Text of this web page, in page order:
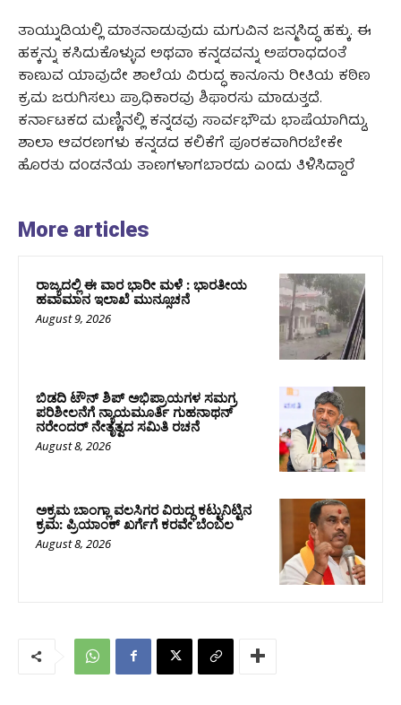
ತಾಯ್ನುಡಿಯಲ್ಲಿ ಮಾತನಾಡುವುದು ಮಗುವಿನ ಜನ್ಮಸಿದ್ಧ ಹಕ್ಕು. ಈ
ಹಕ್ಕನ್ನು ಕಸಿದುಕೊಳ್ಳುವ ಅಥವಾ ಕನ್ನಡವನ್ನು ಅಪರಾಧದಂತೆ
ಕಾಣುವ ಯಾವುದೇ ಶಾಲೆಯ ವಿರುದ್ಧ ಕಾನೂನು ರೀತಿಯ ಕಠಿಣ
ಕ್ರಮ ಜರುಗಿಸಲು ಪ್ರಾಧಿಕಾರವು ಶಿಫಾರಸು ಮಾಡುತ್ತದೆ.
ಕರ್ನಾಟಕದ ಮಣ್ಣಿನಲ್ಲಿ ಕನ್ನಡವು ಸಾರ್ವಭೌಮ ಭಾಷೆಯಾಗಿದ್ದು,
ಶಾಲಾ ಆವರಣಗಳು ಕನ್ನಡದ ಕಲಿಕೆಗೆ ಪೂರಕವಾಗಿರಬೇಕೇ
ಹೊರತು ದಂಡನೆಯ ತಾಣಗಳಾಗಬಾರದು ಎಂದು ತಿಳಿಸಿದ್ದಾರೆ
More articles
ರಾಜ್ಯದಲ್ಲಿ ಈ ವಾರ ಭಾರೀ ಮಳೆ : ಭಾರತೀಯ
ಹವಾಮಾನ ಇಲಾಖೆ ಮುನ್ಸೂಚನೆ
August 9, 2026
ಬಿಡದಿ ಟೌನ್ ಶಿಪ್ ಅಭಿಪ್ರಾಯಗಳ ಸಮಗ್ರ
ಪರಿಶೀಲನೆಗೆ ನ್ಯಾಯಮೂರ್ತಿ ಗುಹನಾಥನ್
ನರೇಂದರ್ ನೇತೃತ್ವದ ಸಮಿತಿ ರಚನೆ
August 8, 2026
ಅಕ್ರಮ ಬಾಂಗ್ಲಾ ವಲಸಿಗರ ವಿರುದ್ಧ ಕಟ್ಟುನಿಟ್ಟಿನ
ಕ್ರಮ: ಪ್ರಿಯಾಂಕ್ ಖರ್ಗೆಗೆ ಕರವೇ ಬೆಂಬಲ
August 8, 2026